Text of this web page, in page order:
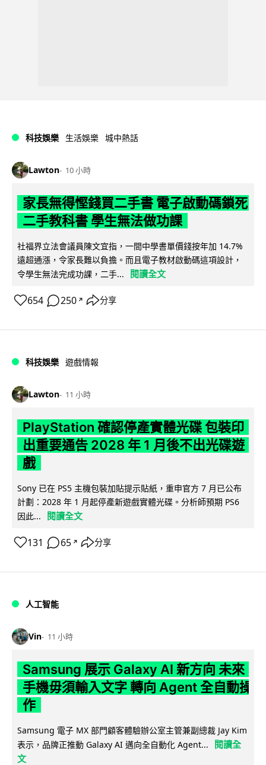
科技娛樂 生活娛樂 城中熱話
Lawton 10 小時
家長無得慳錢買二手書 電子啟動碼鎖死
二手教科書 學生無法做功課
社福界立法會議員陳文宜指，一間中學書單價錢按年加 14.7%
遠超通漲，令家長難以負擔。而且電子教材啟動碼這項設計，
令學生無法完成功課，二手...
閱讀全文
654 250 ↗ 分享
科技娛樂 遊戲情報
Lawton 11 小時
PlayStation 確認停產實體光碟 包裝印
出重要通告 2028 年 1 月後不出光碟遊
戲
Sony 已在 PS5 主機包裝加貼提示貼紙，重申官方 7 月已公布
計劃：2028 年 1 月起停產新遊戲實體光碟。分析師預期 PS6
因此...
閱讀全文
131 65 ↗ 分享
人工智能
Vin 11 小時
Samsung 展示 Galaxy AI 新方向 未來
手機毋須輸入文字 轉向 Agent 全自動操
作
Samsung 電子 MX 部門顧客體驗辦公室主管兼副總裁 Jay Kim
表示，品牌正推動 Galaxy AI 邁向全自動化 Agent...
閱讀全
文